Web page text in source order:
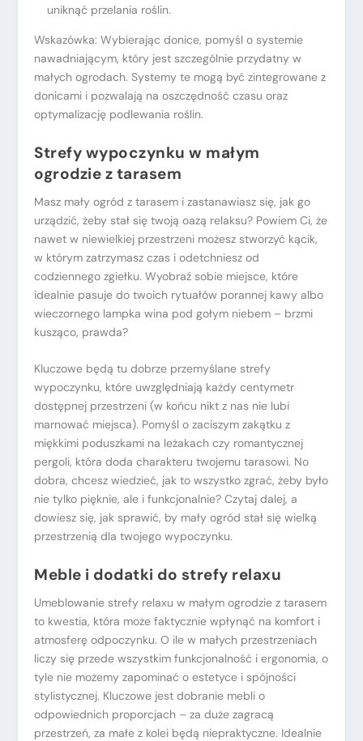
uniknąć przelania roślin.
Wskazówka: Wybierając donice, pomyśl o systemie
nawadniającym, który jest szczególnie przydatny w
małych ogrodach. Systemy te mogą być zintegrowane z
donicami i pozwalają na oszczędność czasu oraz
optymalizację podlewania roślin.
Strefy wypoczynku w małym
ogrodzie z tarasem
Masz mały ogród z tarasem i zastanawiasz się, jak go
urządzić, żeby stał się twoją oazą relaksu? Powiem Ci, że
nawet w niewielkiej przestrzeni możesz stworzyć kącik,
w którym zatrzymasz czas i odetchniesz od
codziennego zgiełku. Wyobraź sobie miejsce, które
idealnie pasuje do twoich rytuałów porannej kawy albo
wieczornego lampka wina pod gołym niebem – brzmi
kusząco, prawda?
Kluczowe będą tu dobrze przemyślane strefy
wypoczynku, które uwzględniają każdy centymetr
dostępnej przestrzeni (w końcu nikt z nas nie lubi
marnować miejsca). Pomyśl o zaciszym zakątku z
miękkimi poduszkami na leżakach czy romantycznej
pergoli, która doda charakteru twojemu tarasowi. No
dobra, chcesz wiedzieć, jak to wszystko zgrać, żeby było
nie tylko pięknie, ale i funkcjonalnie? Czytaj dalej, a
dowiesz się, jak sprawić, by mały ogród stał się wielką
przestrzenią dla twojego wypoczynku.
Meble i dodatki do strefy relaxu
Umeblowanie strefy relaxu w małym ogrodzie z tarasem
to kwestia, która może faktycznie wpłynąć na komfort i
atmosferę odpoczynku. O ile w małych przestrzeniach
liczy się przede wszystkim funkcjonalność i ergonomia, o
tyle nie możemy zapominać o estetyce i spójności
stylistycznej. Kluczowe jest dobranie mebli o
odpowiednich proporcjach – za duże zagracą
przestrzeń, za małe z kolei będą niepraktyczne. Idealnie